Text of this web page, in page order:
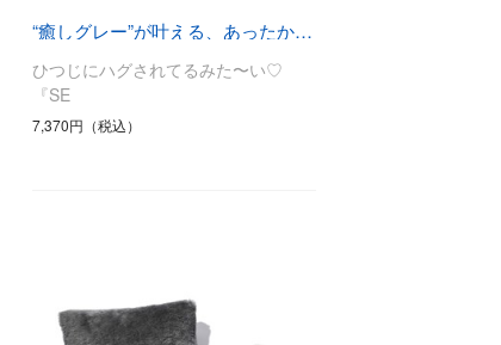
“癒しグレー”が叶える、あったか快眠空間
ひつじにハグされてるみた〜い♡
『SE
7,370円（税込）